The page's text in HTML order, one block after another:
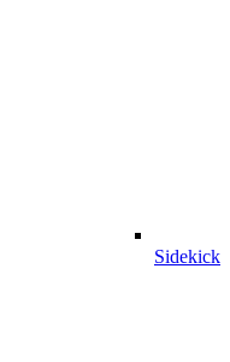
Sidekick